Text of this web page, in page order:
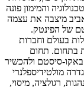
והמימון פונה
מיצבה את עצמה
של הפינטק.
בעולם וחברות
בתחום. תחום
סיסטם ולהכשיר
מולטידיספלנרי
רגולציה, מיסוי,